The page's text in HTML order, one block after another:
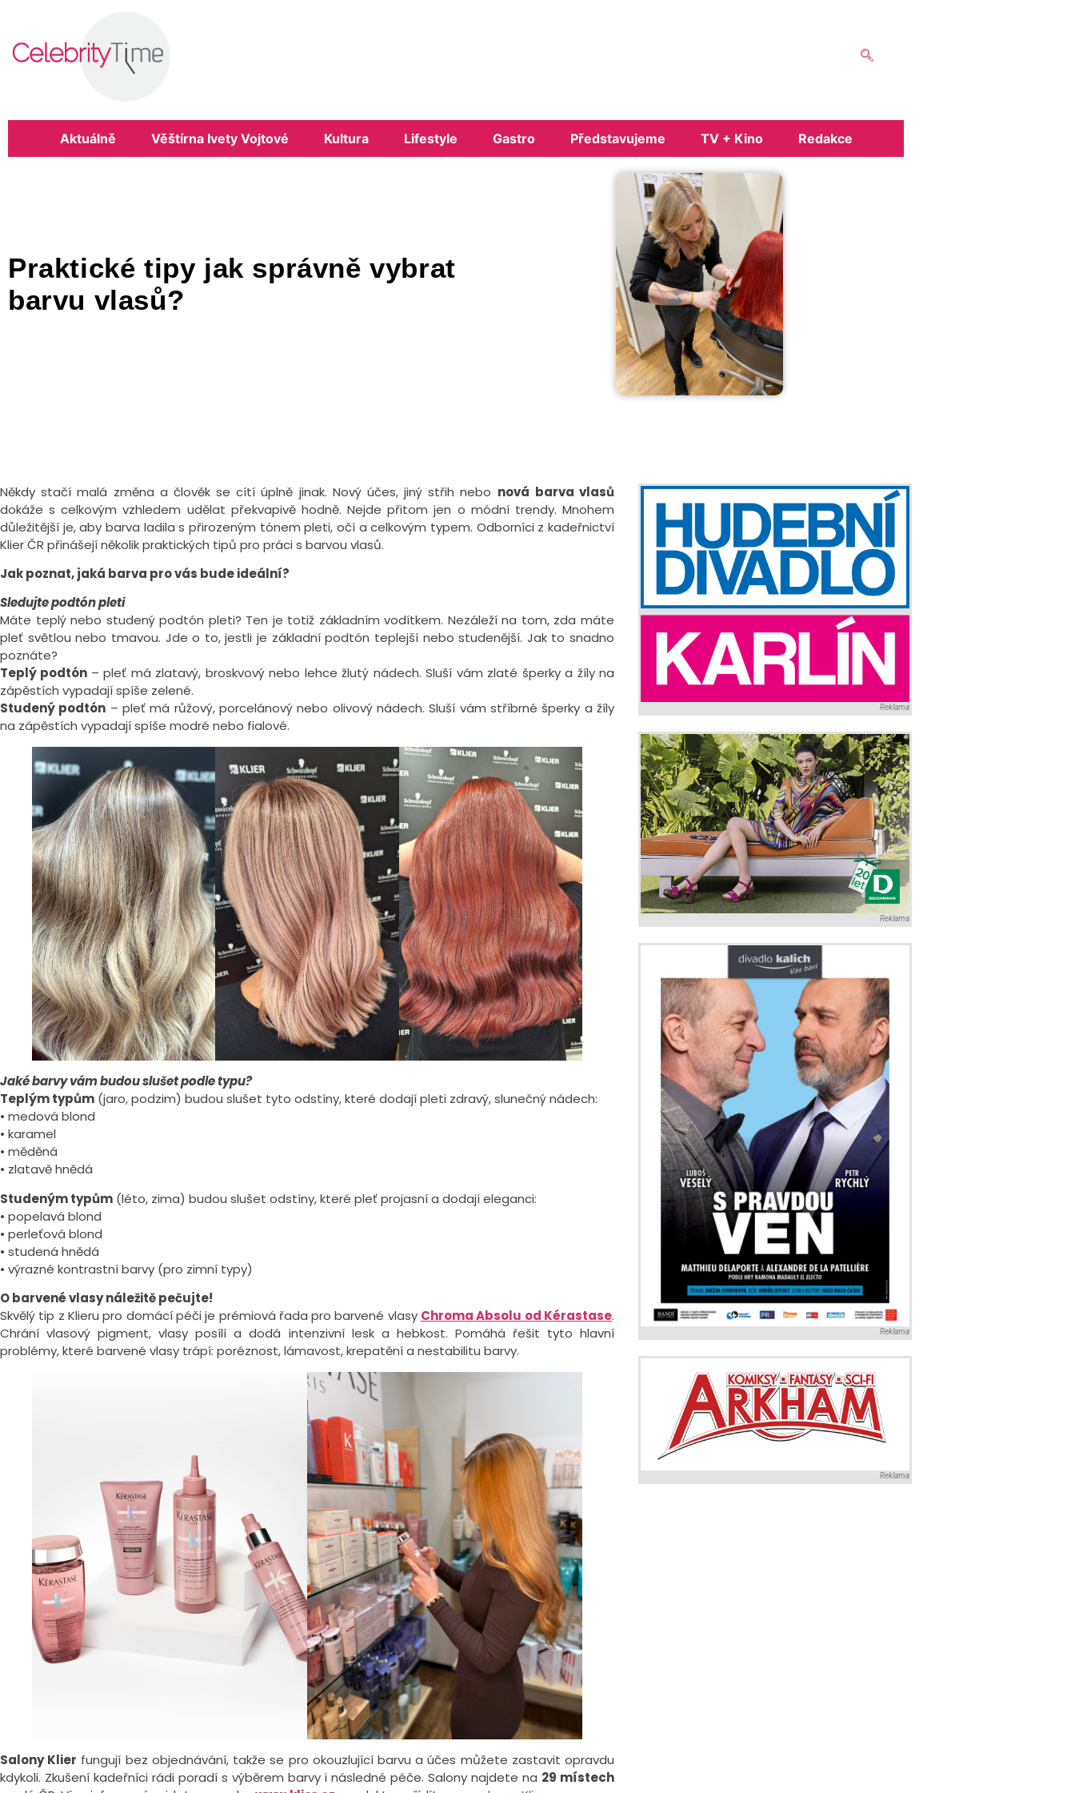
Aktuálně Věštírna Ivety Vojtové Kultura Lifestyle Gastro Představujeme TV + Kino Redakce
Praktické tipy jak správně vybrat
barvu vlasů?
Někdy stačí malá změna a člověk se cítí úplně jinak. Nový účes, jiný střih nebo nová barva vlasů
dokáže s celkovým vzhledem udělat překvapivě hodně. Nejde přitom jen o módní trendy. Mnohem
důležitější je, aby barva ladila s přirozeným tónem pleti, očí a celkovým typem. Odborníci z kadeřnictví
Klier ČR přinášejí několik praktických tipů pro práci s barvou vlasů.
Jak poznat, jaká barva pro vás bude ideální?
Sledujte podtón pleti
Máte teplý nebo studený podtón pleti? Ten je totiž základním vodítkem. Nezáleží na tom, zda máte
pleť světlou nebo tmavou. Jde o to, jestli je základní podtón teplejší nebo studenější. Jak to snadno
poznáte?
Teplý podtón – pleť má zlatavý, broskvový nebo lehce žlutý nádech. Sluší vám zlaté šperky a žíly na
zápěstích vypadají spíše zelené.
Studený podtón – pleť má růžový, porcelánový nebo olivový nádech. Sluší vám stříbrné šperky a žíly
na zápěstích vypadají spíše modré nebo fialové.
Jaké barvy vám budou slušet podle typu?
Teplým typům (jaro, podzim) budou slušet tyto odstíny, které dodají pleti zdravý, slunečný nádech:
• medová blond
• karamel
• měděná
• zlatavě hnědá
Studeným typům (léto, zima) budou slušet odstíny, které pleť projasní a dodají eleganci:
• popelavá blond
• perleťová blond
• studená hnědá
• výrazné kontrastní barvy (pro zimní typy)
O barvené vlasy náležitě pečujte!
Skvělý tip z Klieru pro domácí péči je prémiová řada pro barvené vlasy Chroma Absolu od Kérastase.
Chrání vlasový pigment, vlasy posílí a dodá intenzivní lesk a hebkost. Pomáhá řešit tyto hlavní
problémy, které barvené vlasy trápí: poréznost, lámavost, krepatění a nestabilitu barvy.
Salony Klier fungují bez objednávání, takže se pro okouzlující barvu a účes můžete zastavit opravdu
kdykoli. Zkušení kadeřníci rádi poradí s výběrem barvy i následné péče. Salony najdete na 29 místech
Reklama
Reklama
Reklama
Reklama